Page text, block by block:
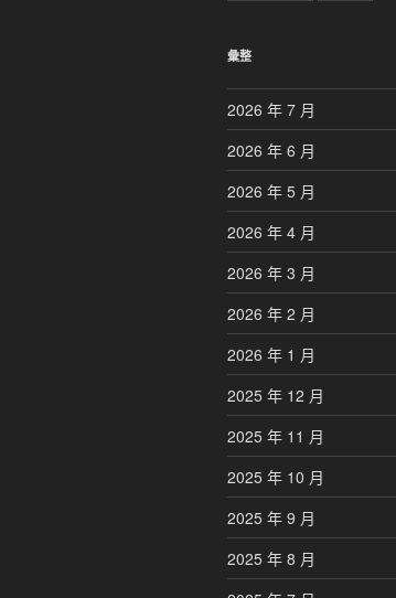
彙整
2026 年 7 月
2026 年 6 月
2026 年 5 月
2026 年 4 月
2026 年 3 月
2026 年 2 月
2026 年 1 月
2025 年 12 月
2025 年 11 月
2025 年 10 月
2025 年 9 月
2025 年 8 月